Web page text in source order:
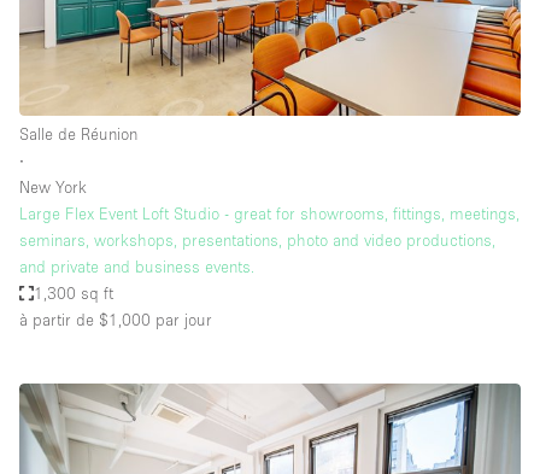
Salle de Réunion
∙
New York
Large Flex Event Loft Studio - great for showrooms, fittings, meetings,
seminars, workshops, presentations, photo and video productions,
and private and business events.
1,300 sq ft
à partir de $1,000 par jour